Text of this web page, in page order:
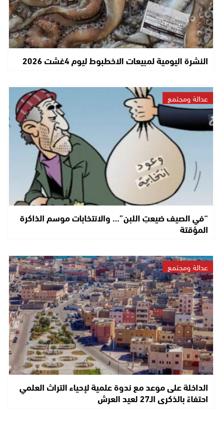
النشرة اليومية لمبيعات الاخطبوط ليوم 4غشت 2026
عدالة ومجتمع
“في الصيف ضيعتِ اللبن”… والانتخابات موسم الذاكرة
المؤقتة
عدالة ومجتمع
الداخلة على موعد مع ندوة علمية لإحياء التراث العلمي
احتفاءً بالذكرى الـ27 لعيد العرش